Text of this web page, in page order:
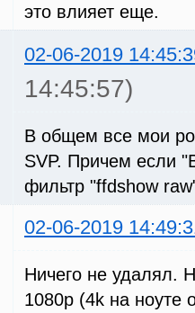
это влияет еще.
02-06-2019
14:45:57)
В общем все мои
SVP. Причем если
фильтр "ffdshow
02-06-2019
Ничего не удалял.
1080p (4k на ноуте